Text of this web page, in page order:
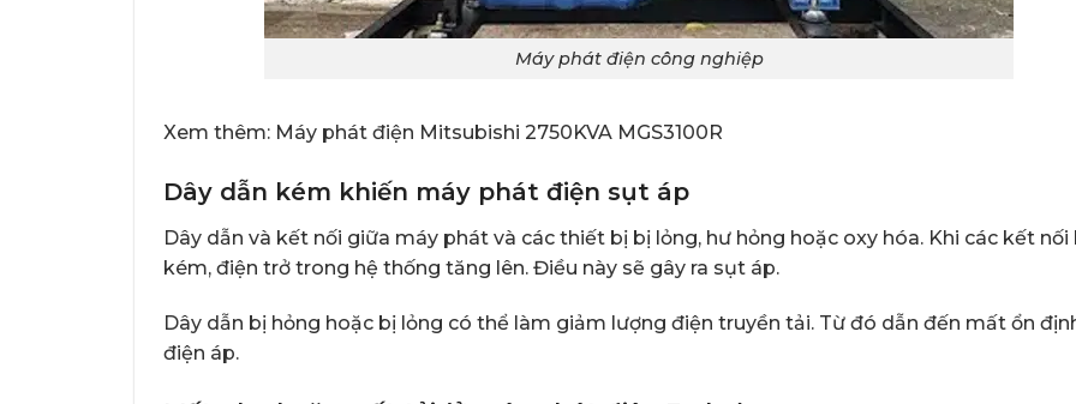
Máy phát điện công nghiệp
Xem thêm: Máy phát điện Mitsubishi 2750KVA MGS3100R
Dây dẫn kém khiến máy phát điện sụt áp
Dây dẫn và kết nối giữa máy phát và các thiết bị bị lỏng, hư hỏng hoặc oxy hóa. Khi các kết nối
kém, điện trở trong hệ thống tăng lên. Điều này sẽ gây ra sụt áp.
Dây dẫn bị hỏng hoặc bị lỏng có thể làm giảm lượng điện truyền tải. Từ đó dẫn đến mất ổn
điện áp.